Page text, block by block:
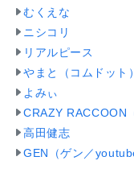
むくえな
ニシコリ
リアルピース
やまと（コムドット）
よみぃ
CRAZY RACCOON
高田健志
GEN（ゲン／